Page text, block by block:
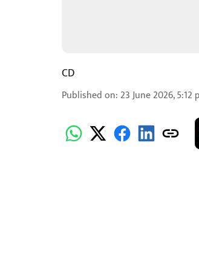
CD
Published on: 23 June 2026, 5:12